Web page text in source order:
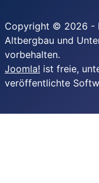
Copyright © 2026 -
Altbergbau und
vorbehalten.
Joomla! ist freie,
veröffentlichte